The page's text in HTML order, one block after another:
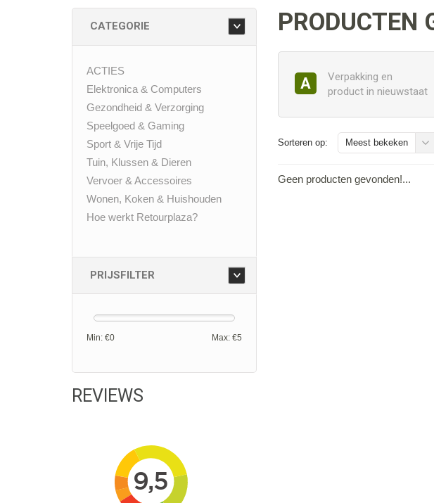
CATEGORIE
ACTIES
Elektronica & Computers
Gezondheid & Verzorging
Speelgoed & Gaming
Sport & Vrije Tijd
Tuin, Klussen & Dieren
Vervoer & Accessoires
Wonen, Koken & Huishouden
Hoe werkt Retourplaza?
PRIJSFILTER
Min: €0 Max: €5
REVIEWS
PRODUCTEN
A
Verpakking en
product in nieuwstaat
Sorteren op: Meest bekeken
Geen producten gevonden!...